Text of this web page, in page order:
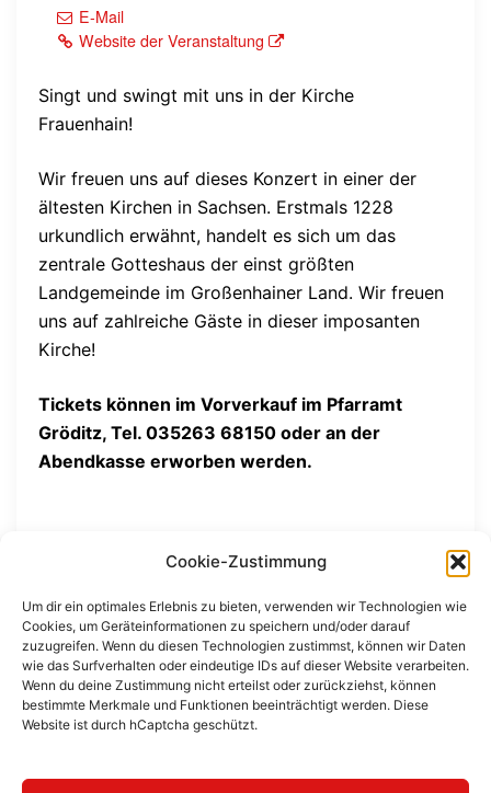
Cookie-Zustimmung
Um dir ein optimales Erlebnis zu bieten, verwenden wir Technologien wie
Cookies, um Geräteinformationen zu speichern und/oder darauf
zuzugreifen. Wenn du diesen Technologien zustimmst, können wir Daten
wie das Surfverhalten oder eindeutige IDs auf dieser Website verarbeiten.
Wenn du deine Zustimmung nicht erteilst oder zurückziehst, können
bestimmte Merkmale und Funktionen beeinträchtigt werden. Diese
Website ist durch hCaptcha geschützt.
E-Mail
Website der Veranstaltung
Singt und swingt mit uns in der Kirche
Frauenhain!
Wir freuen uns auf dieses Konzert in einer der
ältesten Kirchen in Sachsen. Erstmals 1228
urkundlich erwähnt, handelt es sich um das
zentrale Gotteshaus der einst größten
Landgemeinde im Großenhainer Land. Wir freuen
uns auf zahlreiche Gäste in dieser imposanten
Kirche!
Tickets können im Vorverkauf im Pfarramt
Gröditz, Tel. 035263 68150 oder an der
Abendkasse erworben werden.
Beitragsnavigation
Barockschloss Rammenau
Kirche Weixdorf